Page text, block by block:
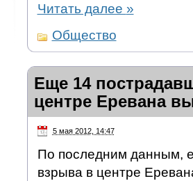
Читать далее »
Общество
Еще 14
центре Еревана
5 мая 2012, 14:47
По последним данным,
взрыва в центре